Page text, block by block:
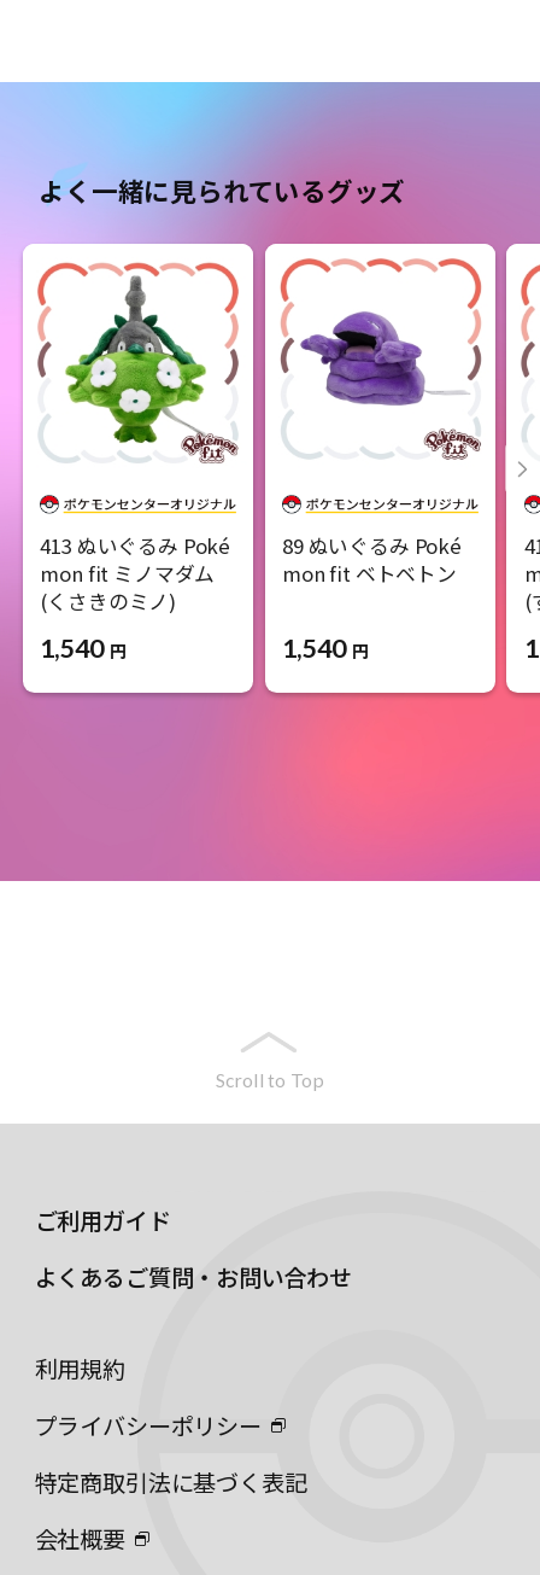
よく一緒に見られているグッズ
413 ぬいぐるみ Poké
mon fit ミノマダム
(くさきのミノ)
1,540 円
89 ぬいぐるみ Poké
mon fit ベトベトン
1,540 円
(
Scroll to Top
ご利用ガイド
よくあるご質問・お問い合わせ
利用規約
プライバシーポリシー
特定商取引法に基づく表記
会社概要